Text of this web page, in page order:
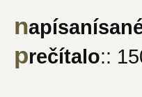
n
prečítalo::